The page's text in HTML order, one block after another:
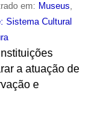
em: Museus,
Sistema Cultural
a atuação de
e